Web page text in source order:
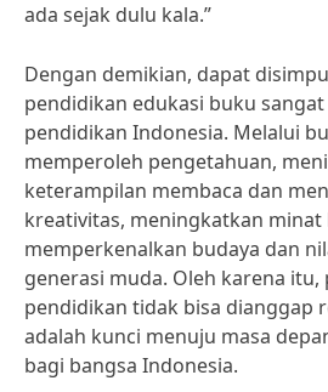
ada sejak dulu kala.”
Dengan demikian, dapat
pendidikan edukasi buku
pendidikan Indonesia. Melalui
memperoleh pengetahuan,
keterampilan membaca dan
kreativitas, meningkatkan minat
memperkenalkan budaya dan
generasi muda. Oleh karena
pendidikan tidak bisa dianggap
adalah kunci menuju masa
bagi bangsa Indonesia.